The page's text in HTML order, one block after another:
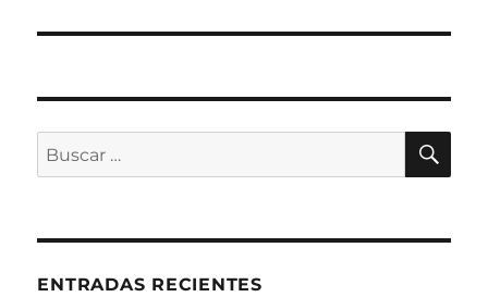
Buscar
por:
ENTRADAS RECIENTES